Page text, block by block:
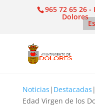
965 72 65 26 -
Dolores
Noticias | Destacadas |
Edad Virgen de los